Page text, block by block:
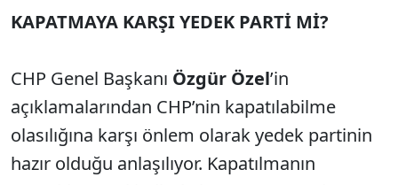
KAPATMAYA KARŞI YEDEK PARTİ Mİ?
CHP Genel Başkanı Özgür Özel’in
açıklamalarından CHP’nin kapatılabilme
olasılığına karşı önlem olarak yedek partinin
hazır olduğu anlaşılıyor. Kapatılmanın